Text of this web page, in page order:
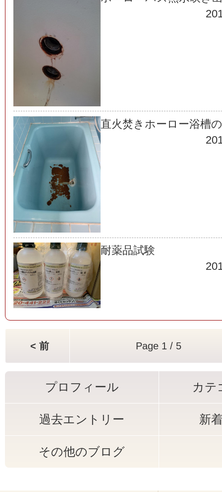
直火焚きホーロー浴槽
耐薬品試験
< 前 Page 1 / 5
プロフィール カテ
過去エントリー 新
その他のブログ